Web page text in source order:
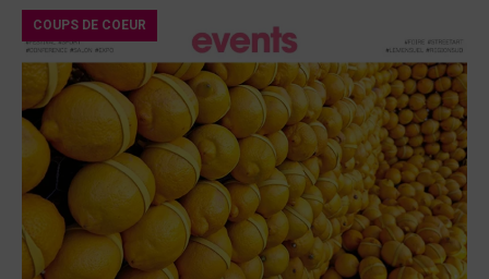
COUPS DE COEUR